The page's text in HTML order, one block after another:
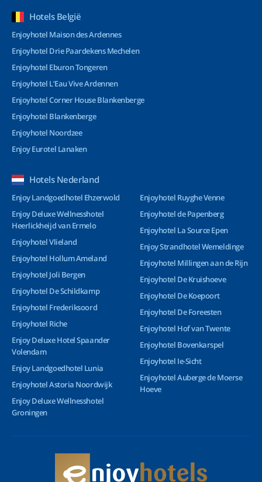
Hotels België
Enjoyhotel Maison des Ardennes
Enjoyhotel Drie Paardekens Mechelen
Enjoyhotel Eburon Tongeren
Enjoyhotel L’Eau Vive Ardennen
Enjoyhotel Corner House Blankenberge
Enjoyhotel Blankenberge
Enjoyhotel Noordzee
Enjoy Eurotel Lanaken
Hotels Nederland
Enjoy Landgoedhotel Ehzerwold
Enjoy Deluxe Wellnesshotel
Heerlickheijd van Ermelo
Enjoyhotel Vlieland
Enjoyhotel Hollum Ameland
Enjoyhotel Joli Bergen
Enjoyhotel De Schildkamp
Enjoyhotel Frederiksoord
Enjoyhotel Riche
Enjoy Deluxe Hotel Spaander
Volendam
Enjoy Landgoedhotel Lunia
Enjoyhotel Astoria Noordwijk
Enjoy Deluxe Wellnesshotel
Groningen
Enjoyhotel Ruyghe Venne
Enjoyhotel de Papenberg
Enjoyhotel La Source Epen
Enjoy Strandhotel Wemeldinge
Enjoyhotel Millingen aan de Rijn
Enjoyhotel De Kruishoeve
Enjoyhotel De Koepoort
Enjoyhotel De Foreesten
Enjoyhotel Hof van Twente
Enjoyhotel Bovenkarspel
Enjoyhotel Ie-Sicht
Enjoyhotel Auberge de Moerse
Hoeve